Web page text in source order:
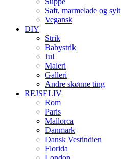
Saft, marmelade og sylt
Vegansk
DIY
Strik
Babystrik
Jul
Maleri
Galleri
Andre skønne ting
REJSELIV
Rom
Paris
Mallorca
Danmark
Dansk Vestindien
Florida